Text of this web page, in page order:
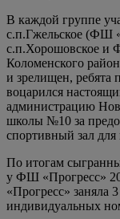
В каждой группе
с.п.Гжельское (ФШ
с.п.Хорошовское и
Коломенского
и зрелищен, ребята
воцарился
администрацию
школы №10 за
спортивный зал
По итогам
у ФШ «Прогресс»
«Прогресс» заняла
индивидуальных